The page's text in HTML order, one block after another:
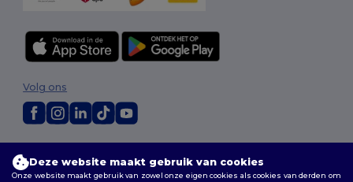
Algemene voorwaarden|Aanpassingsbeleid|Privacybeleid
Cookiebeleid|Sitemap
Volg ons
Deze website maakt gebruik van cookies
Onze website maakt gebruik van zowel onze eigen cookies als cookies van derden om